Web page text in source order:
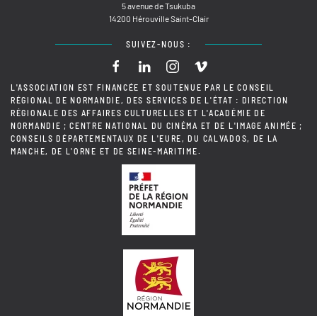
5 avenue de Tsukuba
14200 Hérouville Saint-Clair
SUIVEZ-NOUS :
L'ASSOCIATION EST FINANCÉE ET SOUTENUE PAR LE CONSEIL
RÉGIONAL DE NORMANDIE, DES SERVICES DE L'ÉTAT : DIRECTION
RÉGIONALE DES AFFAIRES CULTURELLES ET L'ACADÉMIE DE
NORMANDIE ; CENTRE NATIONAL DU CINÉMA ET DE L'IMAGE ANIMÉE ;
CONSEILS DÉPARTEMENTAUX DE L'EURE, DU CALVADOS, DE LA
MANCHE, DE L'ORNE ET DE SEINE-MARITIME.